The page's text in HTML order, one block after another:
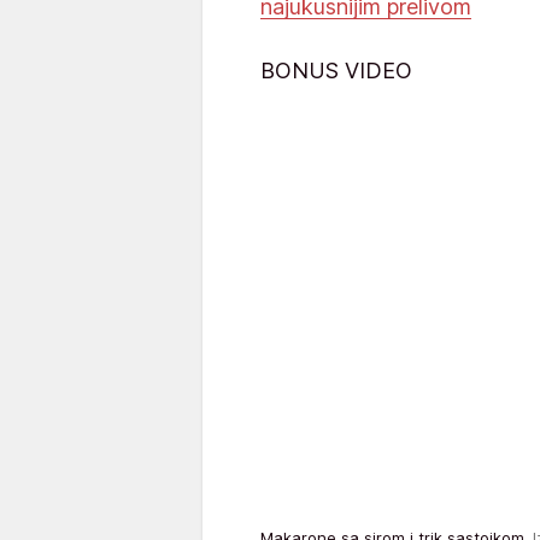
najukusnijim prelivom
BONUS VIDEO